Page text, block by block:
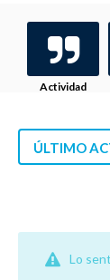
Actividad
ÚLTIMO
Lo